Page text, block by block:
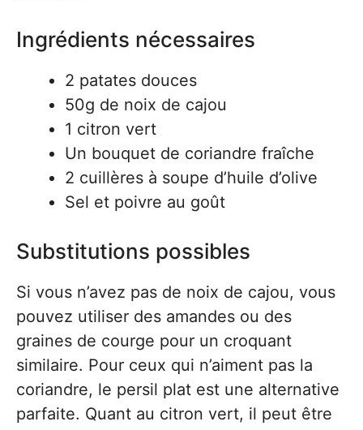
Ingrédients nécessaires
2 patates douces
50g de noix de cajou
1 citron vert
Un bouquet de coriandre fraîche
2 cuillères à soupe d’huile d’olive
Sel et poivre au goût
Substitutions possibles
Si vous n’avez pas de noix de cajou, vous
pouvez utiliser des amandes ou des
graines de courge pour un croquant
similaire. Pour ceux qui n’aiment pas la
coriandre, le persil plat est une alternative
parfaite. Quant au citron vert, il peut être